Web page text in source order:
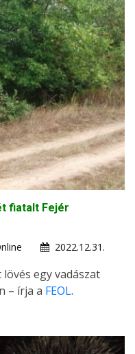
fiatalt Fejér
2022.12.31.
egy vadászat
– írja a FEOL.